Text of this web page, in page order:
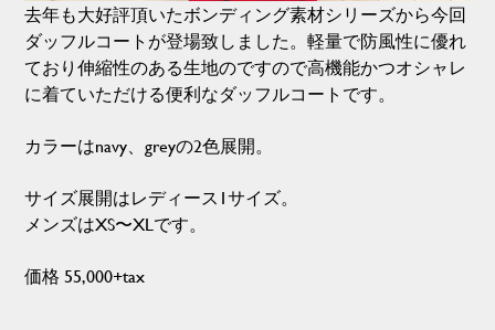
去年も大好評頂いたボンディング素材シリーズから今回
ダッフルコートが登場致しました。軽量で防風性に優れ
ており伸縮性のある生地のですので高機能かつオシャレ
に着ていただける便利なダッフルコートです。
カラーはnavy、greyの2色展開。
サイズ展開はレディース1サイズ。
メンズはXS〜XLです。
価格 55,000+tax